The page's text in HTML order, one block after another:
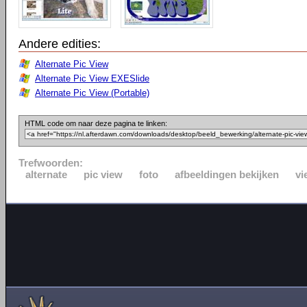
Andere edities:
Alternate Pic View
Alternate Pic View EXESlide
Alternate Pic View (Portable)
HTML code om naar deze pagina te linken:
Trefwoorden:
alternate
pic view foto afbeeldingen bekijken